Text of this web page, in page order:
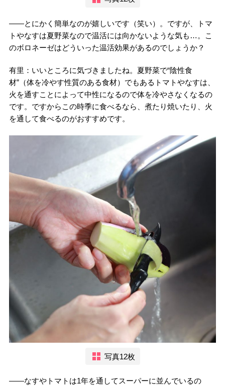
――とにかく簡単なのが嬉しいです（笑い）。ですが、トマ
トやなすは夏野菜なので温活には向かないような気も…。こ
のボロネーゼはどういった温活効果があるのでしょうか？
有里：いいところに気づきましたね。夏野菜で“陰性食
材”（体を冷やす性質のある食材）でもあるトマトやなすは、
火を通すことによって中性になるので体を冷やさなくなるの
です。ですからこの時季に食べるなら、煮たり焼いたり、火
を通して食べるのがおすすめです。
写真12枚
――なすやトマトは1年を通してスーパーに並んでいるの